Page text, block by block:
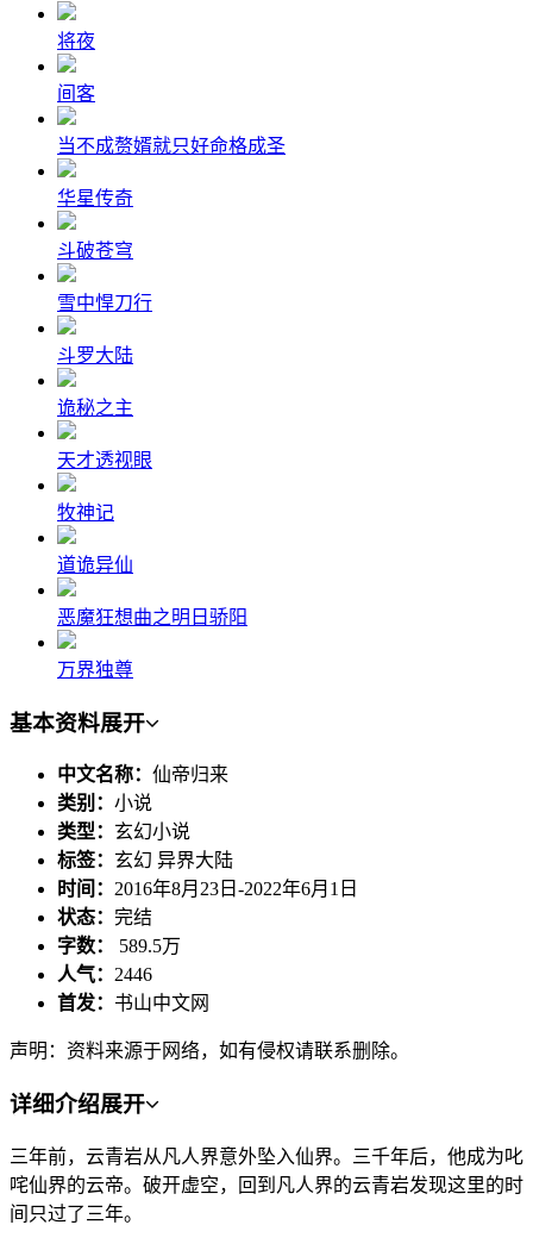
将夜
间客
当不成赘婿就只好命格成圣
华星传奇
斗破苍穹
雪中悍刀行
斗罗大陆
诡秘之主
天才透视眼
牧神记
道诡异仙
恶魔狂想曲之明日骄阳
万界独尊
基本资料展开
中文名称： 仙帝归来
类别： 小说
类型： 玄幻小说
标签： 玄幻 异界大陆
时间： 2016年8月23日-2022年6月1日
状态： 完结
字数： 589.5万
人气： 2446
首发： 书山中文网
声明：资料来源于网络，如有侵权请联系删除。
详细介绍展开
三年前，云青岩从凡人界意外坠入仙界。三千年后，他成为叱
咤仙界的云帝。破开虚空，回到凡人界的云青岩发现这里的时
间只过了三年。